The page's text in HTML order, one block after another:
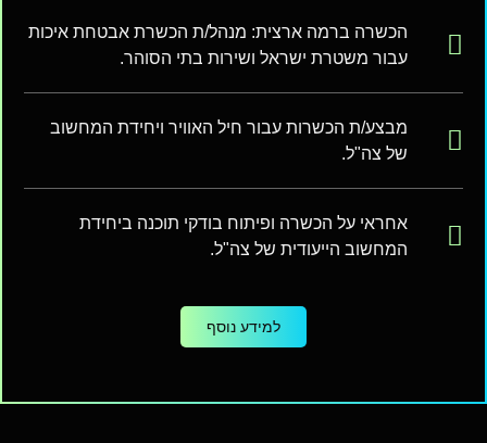
הכשרה ברמה ארצית: מנהל/ת הכשרת אבטחת איכות
עבור משטרת ישראל ושירות בתי הסוהר.
מבצע/ת הכשרות עבור חיל האוויר ויחידת המחשוב
של צה"ל.
אחראי על הכשרה ופיתוח בודקי תוכנה ביחידת
המחשוב הייעודית של צה"ל.
למידע נוסף